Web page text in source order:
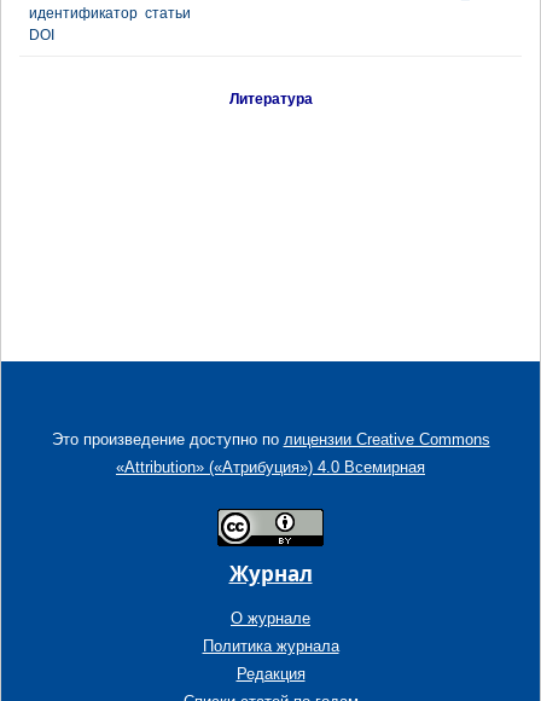
идентификатор статьи
DOI
Литература
Это произведение доступно по лицензии Creative Commons
«Attribution» («Атрибуция») 4.0 Всемирная
Журнал
О журнале
Политика журнала
Редакция